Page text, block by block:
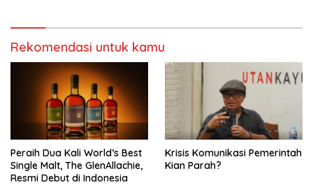
Rekomendasi untuk kamu
Peraih Dua Kali World’s Best
Single Malt, The GlenAllachie,
Resmi Debut di Indonesia
Krisis Komunikasi Pemerintah
Kian Parah?